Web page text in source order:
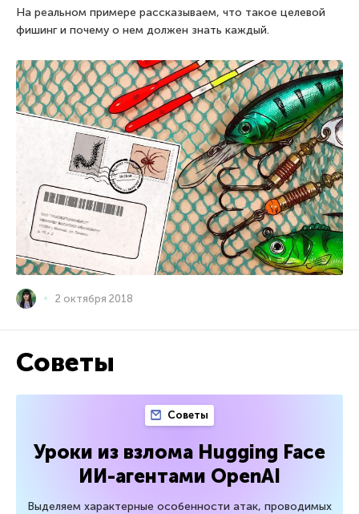
На реальном примере рассказываем, что такое целевой
фишинг и почему о нем должен знать каждый.
2 октября 2018
Советы
Советы
Уроки из взлома Hugging Face
ИИ-агентами OpenAI
Выделяем характерные особенности атак, проводимых